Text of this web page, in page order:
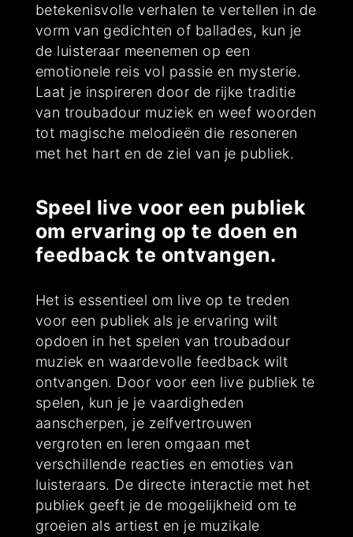
betekenisvolle verhalen te vertellen in de
vorm van gedichten of ballades, kun je
de luisteraar meenemen op een
emotionele reis vol passie en mysterie.
Laat je inspireren door de rijke traditie
van troubadour muziek en weef woorden
tot magische melodieën die resoneren
met het hart en de ziel van je publiek.
Speel live voor een publiek
om ervaring op te doen en
feedback te ontvangen.
Het is essentieel om live op te treden
voor een publiek als je ervaring wilt
opdoen in het spelen van troubadour
muziek en waardevolle feedback wilt
ontvangen. Door voor een live publiek te
spelen, kun je je vaardigheden
aanscherpen, je zelfvertrouwen
vergroten en leren omgaan met
verschillende reacties en emoties van
luisteraars. De directe interactie met het
publiek geeft je de mogelijkheid om te
groeien als artiest en je muzikale